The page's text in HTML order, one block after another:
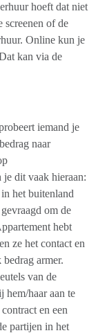
hoeft dat niet
screenen of de
Online kun je
kan via de
iemand je
naar
je dit vaak hieraan:
het buitenland
om de
hebt
ze het contact en
armer.
van de
hem/haar aan te
en een
partijen in het